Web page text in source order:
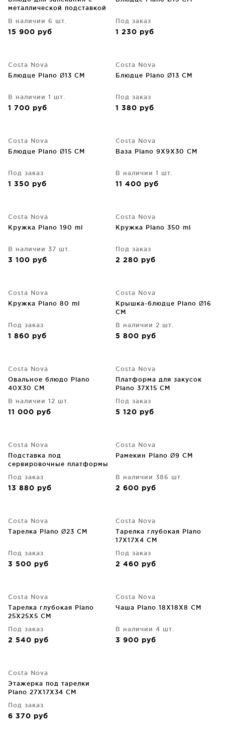
металлической подставкой
В наличии 6 шт.
15 900 руб
Под заказ
1 230 руб
Costa Nova
Блюдце Plano Ø13 CM
В наличии 1 шт.
1 700 руб
Costa Nova
Блюдце Plano Ø13 CM
Под заказ
1 380 руб
Costa Nova
Блюдце Plano Ø15 CM
Под заказ
1 350 руб
Costa Nova
Ваза Plano 9X9X30 CM
В наличии 1 шт.
11 400 руб
Costa Nova
Кружка Plano 190 ml
В наличии 37 шт.
3 100 руб
Costa Nova
Кружка Plano 350 ml
Под заказ
2 280 руб
Costa Nova
Кружка Plano 80 ml
Под заказ
1 860 руб
Costa Nova
Крышка-блюдце Plano Ø16
CM
В наличии 2 шт.
5 800 руб
Costa Nova
Овальное блюдо Plano
40X30 CM
В наличии 12 шт.
11 000 руб
Costa Nova
Платформа для закусок
Plano 37X15 CM
Под заказ
5 120 руб
Costa Nova
Подставка под
сервировочные платформы
Под заказ
13 880 руб
Costa Nova
Рамекин Plano Ø9 CM
В наличии 386 шт.
2 600 руб
Costa Nova
Тарелка Plano Ø23 CM
Под заказ
3 500 руб
Costa Nova
Тарелка глубокая Plano
17X17X4 CM
Под заказ
2 460 руб
Costa Nova
Тарелка глубокая Plano
25X25X5 CM
Под заказ
2 540 руб
Costa Nova
Чаша Plano 18X18X8 CM
В наличии 4 шт.
3 900 руб
Costa Nova
Этажерка под тарелки
Plano 27X17X34 CM
Под заказ
6 370 руб